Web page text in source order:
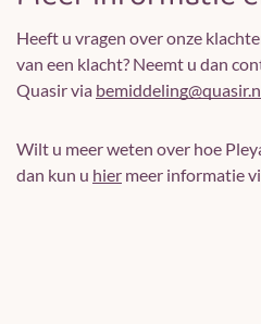
Heeft u vragen over onze
van een klacht? Neemt u dan
Quasir via
Wilt u meer weten over hoe
dan kun u hier meer informatie